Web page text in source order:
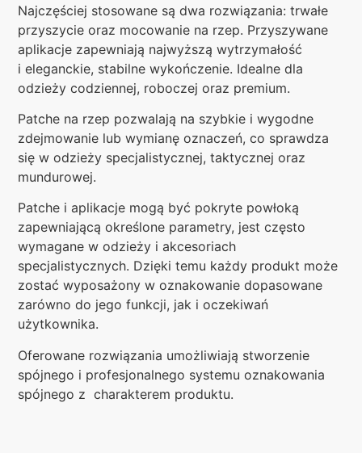
Najczęściej stosowane są dwa rozwiązania: trwałe
przyszycie oraz mocowanie na rzep. Przyszywane
aplikacje zapewniają najwyższą wytrzymałość
i eleganckie, stabilne wykończenie. Idealne dla
odzieży codziennej, roboczej oraz premium.
Patche na rzep pozwalają na szybkie i wygodne
zdejmowanie lub wymianę oznaczeń, co sprawdza
się w odzieży specjalistycznej, taktycznej oraz
mundurowej.
Patche i aplikacje mogą być pokryte powłoką
zapewniającą określone parametry, jest często
wymagane w odzieży i akcesoriach
specjalistycznych. Dzięki temu każdy produkt może
zostać wyposażony w oznakowanie dopasowane
zarówno do jego funkcji, jak i oczekiwań
użytkownika.
Oferowane rozwiązania umożliwiają stworzenie
spójnego i profesjonalnego systemu oznakowania
spójnego z charakterem produktu.